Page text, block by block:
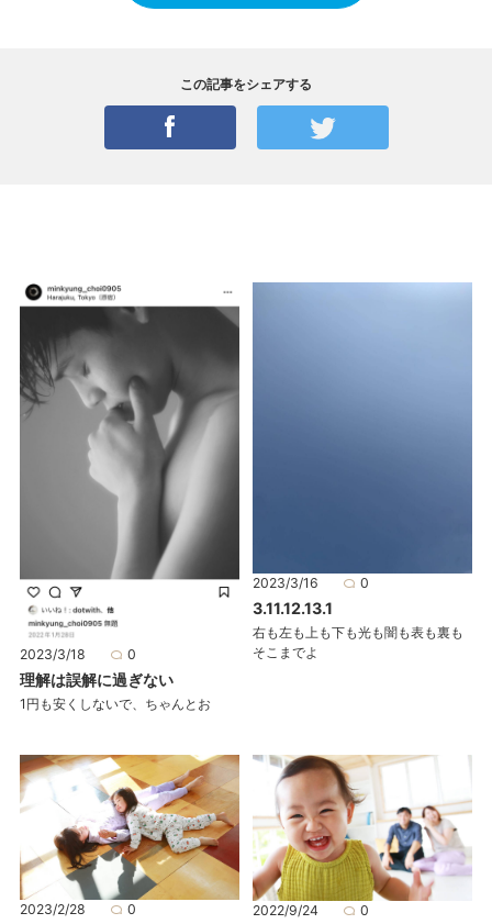
この記事をシェアする
2023/3/18 0
理解は誤解に過ぎない
1円も安くしないで、ちゃんとお
2023/3/16 0
3.11.12.13.1
右も左も上も下も光も闇も表も裏も
そこまでよ
2023/2/28 0 2022/9/24 0